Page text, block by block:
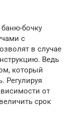
бочку
с
в случае
Ведь
который
Регулируя
от
срок